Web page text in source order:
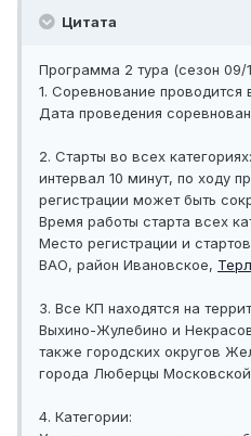
Цитата
Программа 2 тура (сезон 09/
1. Соревнование проводится
Дата проведения
2. Старты во всех
интервал 10 минут, по ходу
регистрации может быть
Время работы старта всех
Место регистрации и
ВАО, район Ивановское,
3. Все КП находятся на
Выхино-Жулебино и
также городских округов
города Люберцы Московской
4. Категории: